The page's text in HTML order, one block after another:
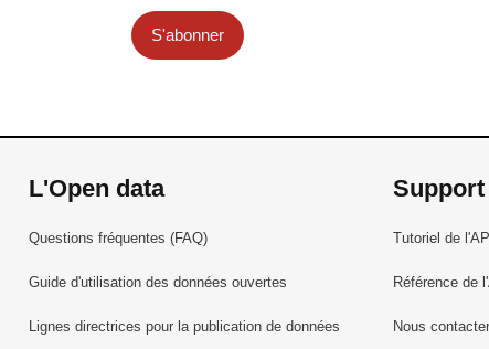
S'abonner
L'Open data
Questions fréquentes (FAQ)
Guide d'utilisation des données ouvertes
Lignes directrices pour la publication de données
Support
Tutoriel de
Référence de
Nous contacter